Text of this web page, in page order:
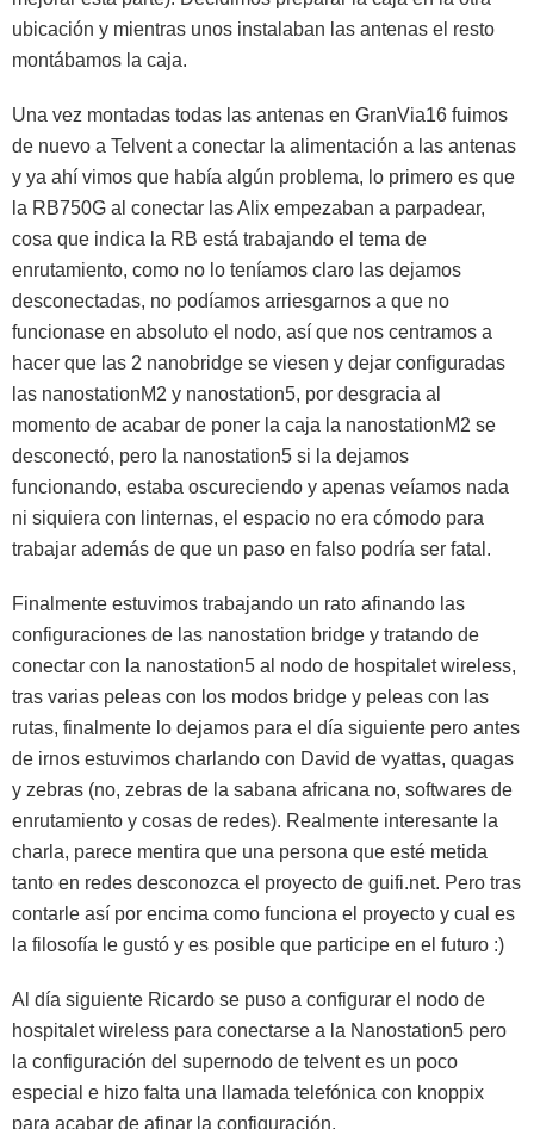
ubicación y mientras unos instalaban las antenas el resto
montábamos la caja.
Una vez montadas todas las antenas en GranVia16 fuimos
de nuevo a Telvent a conectar la alimentación a las antenas
y ya ahí vimos que había algún problema, lo primero es que
la RB750G al conectar las Alix empezaban a parpadear,
cosa que indica la RB está trabajando el tema de
enrutamiento, como no lo teníamos claro las dejamos
desconectadas, no podíamos arriesgarnos a que no
funcionase en absoluto el nodo, así que nos centramos a
hacer que las 2 nanobridge se viesen y dejar configuradas
las nanostationM2 y nanostation5, por desgracia al
momento de acabar de poner la caja la nanostationM2 se
desconectó, pero la nanostation5 si la dejamos
funcionando, estaba oscureciendo y apenas veíamos nada
ni siquiera con linternas, el espacio no era cómodo para
trabajar además de que un paso en falso podría ser fatal.
Finalmente estuvimos trabajando un rato afinando las
configuraciones de las nanostation bridge y tratando de
conectar con la nanostation5 al nodo de hospitalet wireless,
tras varias peleas con los modos bridge y peleas con las
rutas, finalmente lo dejamos para el día siguiente pero antes
de irnos estuvimos charlando con David de vyattas, quagas
y zebras (no, zebras de la sabana africana no, softwares de
enrutamiento y cosas de redes). Realmente interesante la
charla, parece mentira que una persona que esté metida
tanto en redes desconozca el proyecto de guifi.net. Pero tras
contarle así por encima como funciona el proyecto y cual es
la filosofía le gustó y es posible que participe en el futuro :)
Al día siguiente Ricardo se puso a configurar el nodo de
hospitalet wireless para conectarse a la Nanostation5 pero
la configuración del supernodo de telvent es un poco
especial e hizo falta una llamada telefónica con knoppix
para acabar de afinar la configuración.